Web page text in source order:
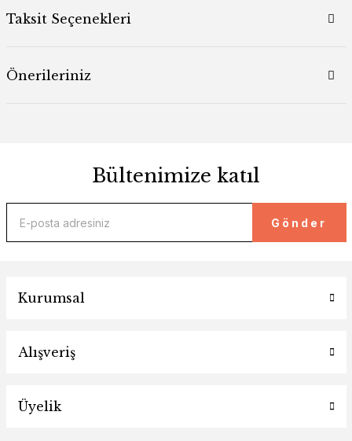
Taksit Seçenekleri
Önerileriniz
Bültenimize katıl
Gönder
Kurumsal
Alışveriş
Üyelik